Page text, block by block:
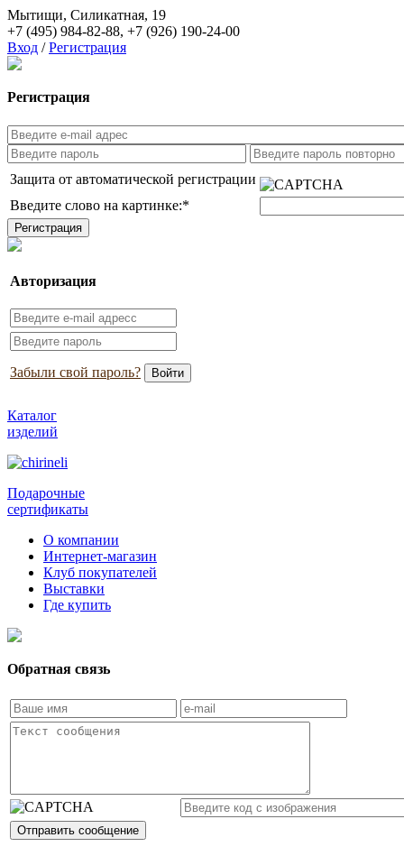
Мытищи, Силикатная, 19
+7 (495) 984-82-88, +7 (926) 190-24-00
Вход / Регистрация
Регистрация
Защита от автоматической регистрации
Введите слово на картинке:*
Авторизация
Забыли свой пароль?
Каталог
изделий
Подарочные
сертификаты
О компании
Интернет-магазин
Клуб покупателей
Выставки
Где купить
Обратная связь